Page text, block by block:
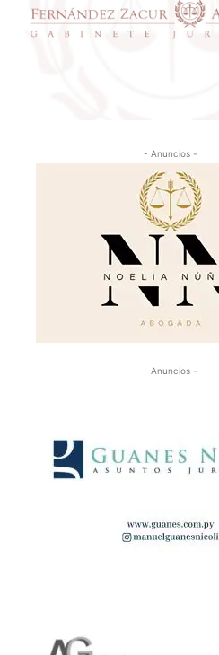
- Anuncios -
- Anuncios -